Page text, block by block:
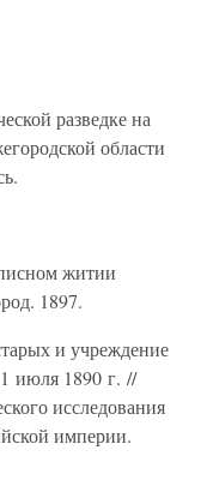
разведке на
области
житии
1897.
и учреждение
июля 1890 г. //
исследования
империи.